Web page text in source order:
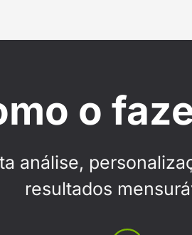
o
análise,
resultados